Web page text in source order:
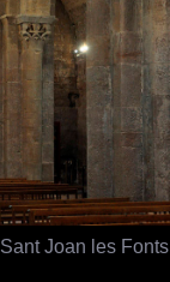
Sant Joan les Fonts